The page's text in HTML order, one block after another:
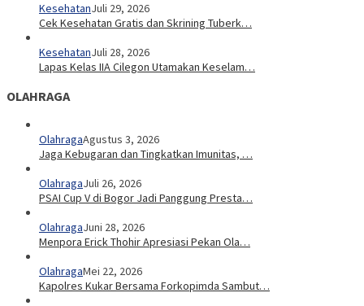
KesehatanJuli 29, 2026
Cek Kesehatan Gratis dan Skrining Tuberk…
KesehatanJuli 28, 2026
Lapas Kelas IIA Cilegon Utamakan Keselam…
OLAHRAGA
OlahragaAgustus 3, 2026
Jaga Kebugaran dan Tingkatkan Imunitas, …
OlahragaJuli 26, 2026
PSAI Cup V di Bogor Jadi Panggung Presta…
OlahragaJuni 28, 2026
Menpora Erick Thohir Apresiasi Pekan Ola…
OlahragaMei 22, 2026
Kapolres Kukar Bersama Forkopimda Sambut…